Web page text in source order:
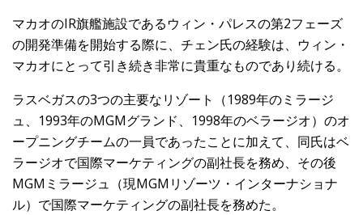
マカオのIR旗艦施設であるウィン・パレスの第2フェーズ
の開発準備を開始する際に、チェン氏の経験は、ウィン・
マカオにとって引き続き非常に貴重なものであり続ける。
ラスベガスの3つの主要なリゾート（1989年のミラージ
ュ、1993年のMGMグランド、1998年のベラージオ）のオ
ープニングチームの一員であったことに加えて、同氏はベ
ラージオで国際マーケティングの副社長を務め、その後
MGMミラージュ（現MGMリゾーツ・インターナショナ
ル）で国際マーケティングの副社長を務めた。